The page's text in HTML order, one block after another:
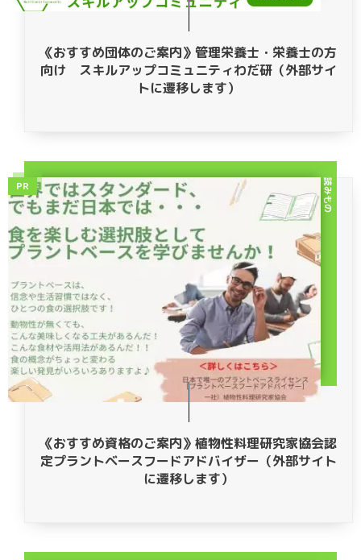
《おすすめ団体のご案内》管理栄養士・栄養士の方
向け スキルアップコミュニティわだ研（外部サイ
トに遷移します）
読みもの
《おすすめ資格のご案内》植物性料理研究家協会認
定プラントベースフードアドバイザー（外部サイト
に遷移します）
PR